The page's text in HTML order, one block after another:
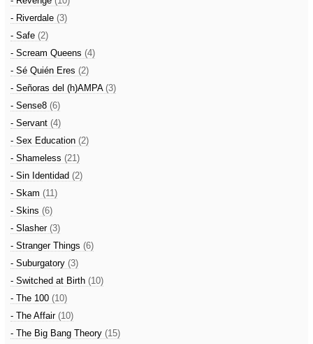
- Riverdale (3)
- Safe (2)
- Scream Queens (4)
- Sé Quién Eres (2)
- Señoras del (h)AMPA (3)
- Sense8 (6)
- Servant (4)
- Sex Education (2)
- Shameless (21)
- Sin Identidad (2)
- Skam (11)
- Skins (6)
- Slasher (3)
- Stranger Things (6)
- Suburgatory (3)
- Switched at Birth (10)
- The 100 (10)
- The Affair (10)
- The Big Bang Theory (15)